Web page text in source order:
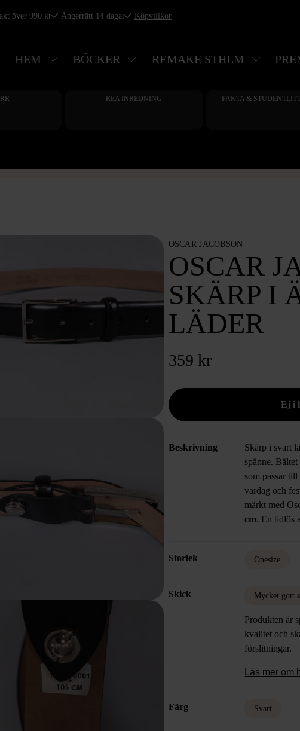
över 990 kr Ångerrätt 14 dagar Köpvillkor
HEM BÖCKER REMAKE STHLM
REA INREDNING FAKTA &
OSCAR JACOBSON
OSCAR
SKÄRP I
LÄDER
359 kr
Beskrivning
Skärp i svart
spänne.
som passar
vardag och
märkt med
cm. En tidlös
Storlek Onesize
Skick Mycket gott
Produkten är
kvalitet och
förslitningar.
Läs mer om
Färg Svart